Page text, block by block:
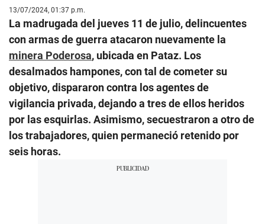
13/07/2024, 01:37 p.m.
La madrugada del jueves 11 de julio, delincuentes
con armas de guerra atacaron nuevamente la
minera Poderosa, ubicada en Pataz. Los
desalmados hampones, con tal de cometer su
objetivo, dispararon contra los agentes de
vigilancia privada, dejando a tres de ellos heridos
por las esquirlas. Asimismo, secuestraron a otro de
los trabajadores, quien permaneció retenido por
seis horas.